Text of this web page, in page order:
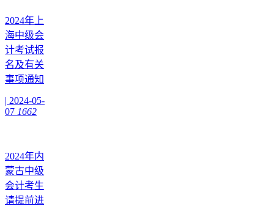
2024年上
海中级会
计考试报
名及有关
事项通知
| 2024-05-
07 1662
2024年内
蒙古中级
会计考生
请提前进